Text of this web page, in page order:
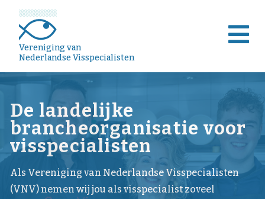
Vereniging van
Nederlandse Visspecialisten
De landelijke
brancheorganisatie voor
visspecialisten
Als Vereniging van Nederlandse Visspecialisten
(VNV) nemen wij jou als visspecialist zoveel